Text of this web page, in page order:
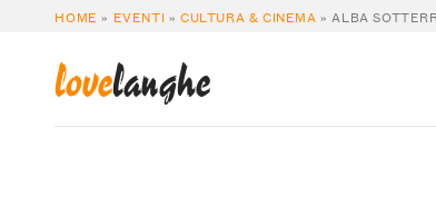
HOME » EVENTI »CULTURA & CINEMA »ALBA
lovelanghe